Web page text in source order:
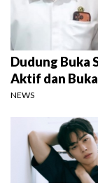
Dudung Buka
Aktif dan
NEWS